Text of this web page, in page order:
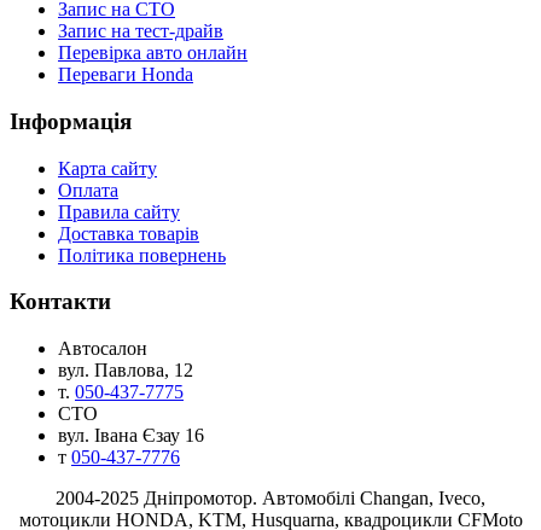
Запис на СТО
Запис на тест-драйв
Перевірка авто онлайн
Переваги Honda
Iнформація
Карта сайту
Оплата
Правила сайту
Доставка товарів
Політика повернень
Контакти
Автосалон
вул. Павлова, 12
т. 050-437-7775
СТО
вул. Івана Єзау 16
т 050-437-7776
2004-2025 Днiпромотор. Автомобілі Changan, Iveco,
мотоцикли HONDA, KTM, Husquarna, квадроцикли CFMoto